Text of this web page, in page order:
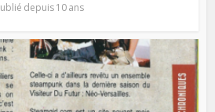
depuis 10 ans